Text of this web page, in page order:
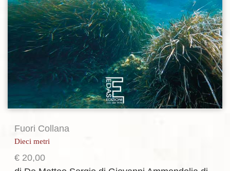
Fuori Collana
Dieci metri
€ 20,00